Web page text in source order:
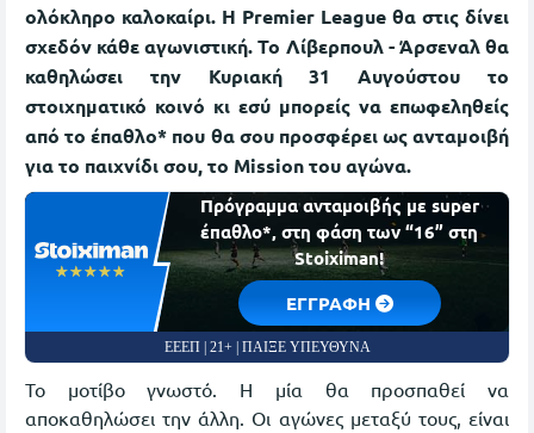
ολόκληρο καλοκαίρι. Η Premier League θα στις δίνει
σχεδόν κάθε αγωνιστική. Το Λίβερπουλ - Άρσεναλ θα
καθηλώσει την Κυριακή 31 Αυγούστου το
στοιχηματικό κοινό κι εσύ μπορείς να επωφεληθείς
από το έπαθλο* που θα σου προσφέρει ως ανταμοιβή
για το παιχνίδι σου, το Mission του αγώνα.
☆☆☆☆☆
★★★★★
Πρόγραμμα ανταμοιβής με super
έπαθλο*, στη φάση των “16” στη
Stoiximan!
EΓΓΡΑΦΗ
ΕΕΕΠ | 21+ | ΠΑΙΞΕ ΥΠΕΥΘΥΝΑ
Το μοτίβο γνωστό. Η μία θα προσπαθεί να
αποκαθηλώσει την άλλη. Οι αγώνες μεταξύ τους, είναι